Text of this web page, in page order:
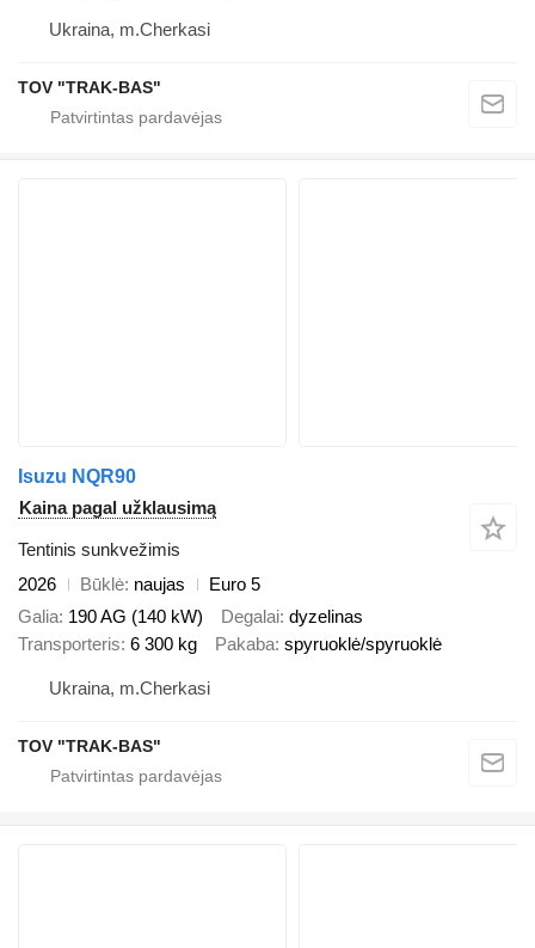
Ukraina, m.Cherkasi
TOV "TRAK-BAS"
Isuzu NQR90
Kaina pagal užklausimą
Tentinis sunkvežimis
2026
Būklė naujas
Euro 5
Galia 190 AG (140 kW) Degalai dyzelinas
Transporteris 6 300 kg Pakaba spyruoklė/spyruoklė
Ukraina, m.Cherkasi
TOV "TRAK-BAS"